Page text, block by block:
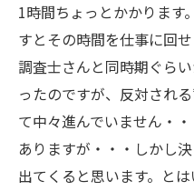
1時間ちょっとかかります
すとその時間を仕事に回
調査士さんと同時期ぐら
ったのですが、反対され
て中々進んでいません・
ありますが・・・しかし
出てくると思います。と